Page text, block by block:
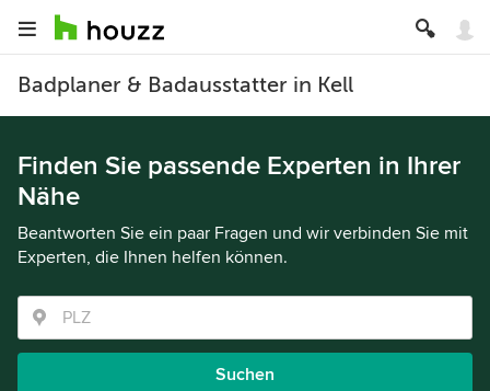
Badplaner & Badausstatter in Kell
Finden Sie passende Experten in Ihrer
Nähe
Beantworten Sie ein paar Fragen und wir verbinden Sie mit
Experten, die Ihnen helfen können.
Suchen